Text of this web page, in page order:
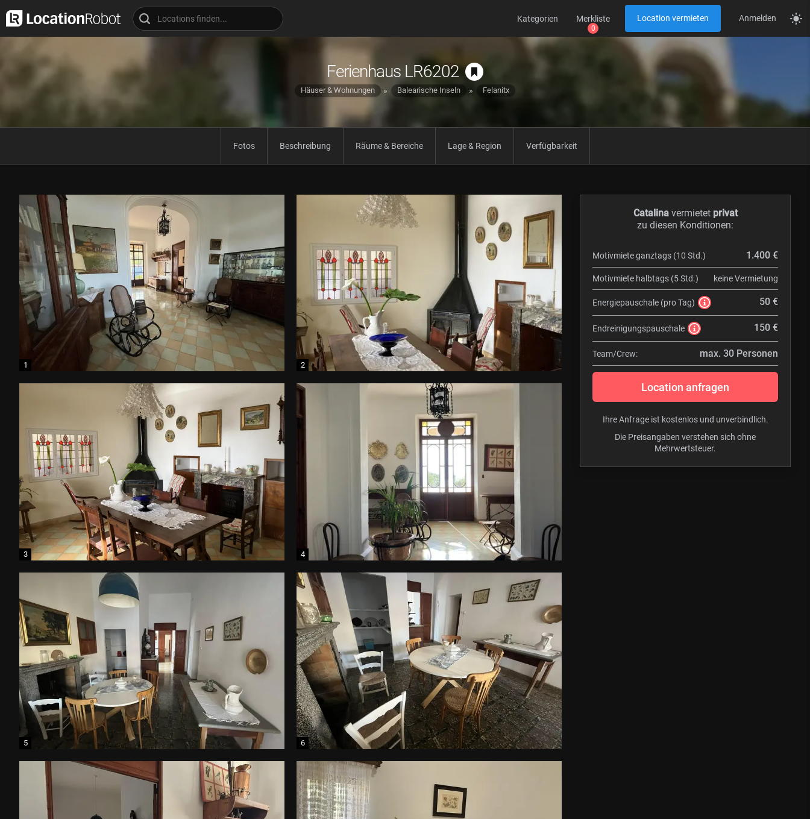
Kategorien Merkliste Location vermieten Anmelden
Ferienhaus LR6202
Häuser & Wohnungen Balearische Inseln Felanitx
Fotos Beschreibung Räume & Bereiche Lage & Region Verfügbarkeit
Catalinavermietet privat
zu diesen Konditionen:
Motivmiete ganztags (10 Std.) 1.400 €
Motivmiete halbtags (5 Std.) keine Vermietung
Energiepauschale (pro Tag) 50 €
Endreinigungspauschale 150 €
Team/Crew: max. 30 Personen
Location anfragen
Ihre Anfrage ist kostenlos und unverbindlich.
Die Preisangaben verstehen sich ohne
Mehrwertsteuer.